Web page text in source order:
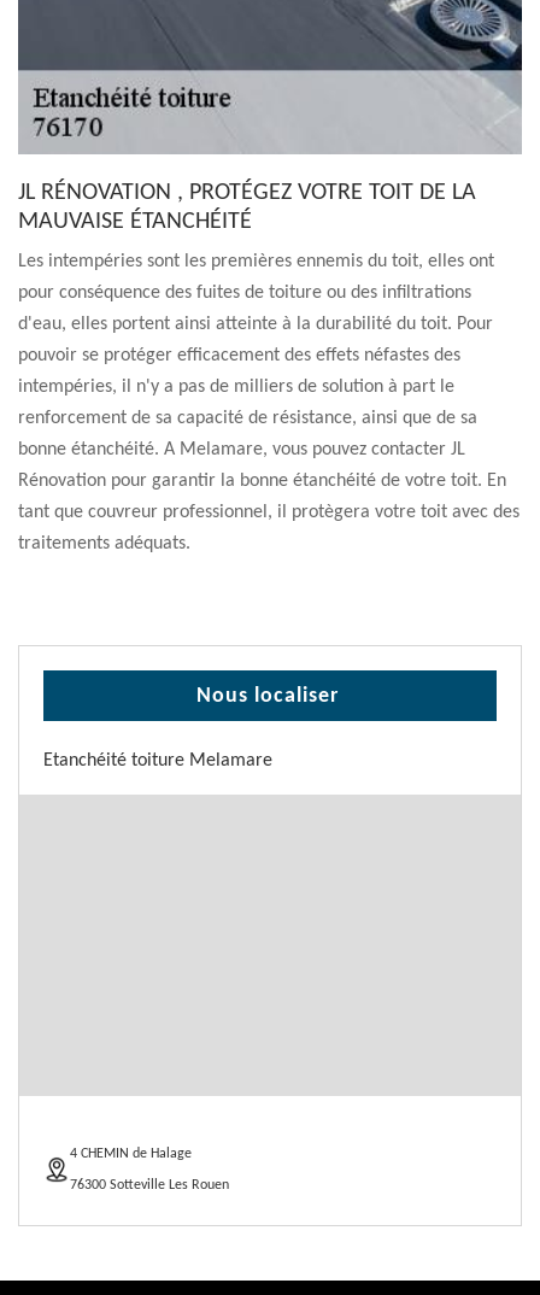
JL RÉNOVATION , PROTÉGEZ VOTRE TOIT DE LA
MAUVAISE ÉTANCHÉITÉ
Les intempéries sont les premières ennemis du toit, elles ont
pour conséquence des fuites de toiture ou des infiltrations
d'eau, elles portent ainsi atteinte à la durabilité du toit. Pour
pouvoir se protéger efficacement des effets néfastes des
intempéries, il n'y a pas de milliers de solution à part le
renforcement de sa capacité de résistance, ainsi que de sa
bonne étanchéité. A Melamare, vous pouvez contacter JL
Rénovation pour garantir la bonne étanchéité de votre toit. En
tant que couvreur professionnel, il protègera votre toit avec des
traitements adéquats.
Nous localiser
Etanchéité toiture Melamare
4 CHEMIN de Halage
76300 Sotteville Les Rouen